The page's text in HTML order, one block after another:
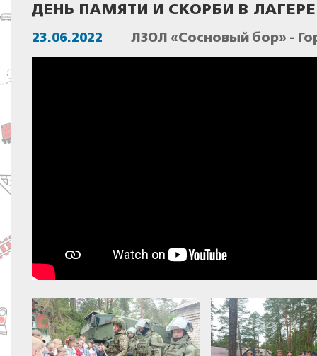
ДЕНЬ ПАМЯТИ И СКОРБИ В
23.06.2022 ЛЗОЛ «Сосновый бор» -